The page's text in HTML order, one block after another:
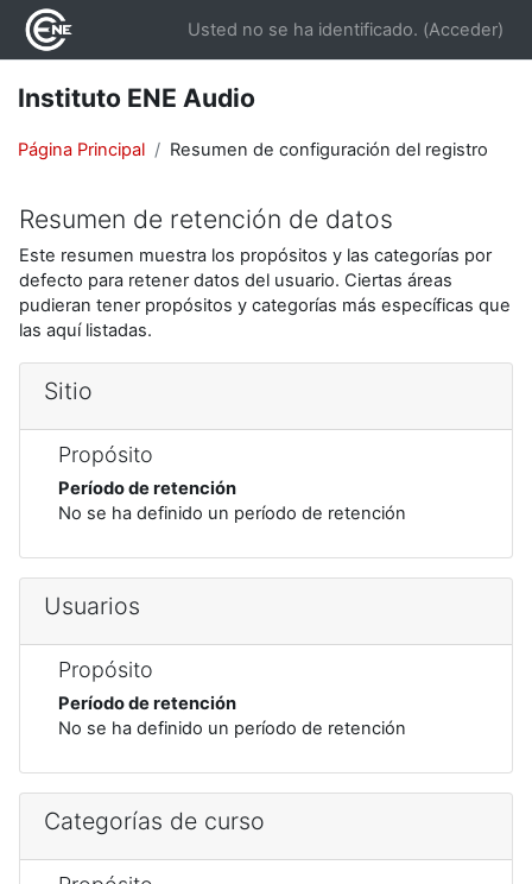
Salta al contenido principal
Usted no se ha identificado. (Acceder)
Instituto ENE Audio
Página Principal Resumen de configuración del registro
Resumen de retención de datos
Este resumen muestra los propósitos y las categorías por
defecto para retener datos del usuario. Ciertas áreas
pudieran tener propósitos y categorías más específicas que
las aquí listadas.
Sitio
Propósito
Período de retención
No se ha definido un período de retención
Usuarios
Propósito
Período de retención
No se ha definido un período de retención
Categorías de curso